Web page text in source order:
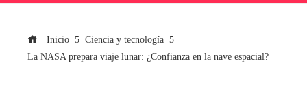
Inicio
Ciencia y tecnología
La NASA prepara viaje lunar: ¿Confianza en la nave espacial?